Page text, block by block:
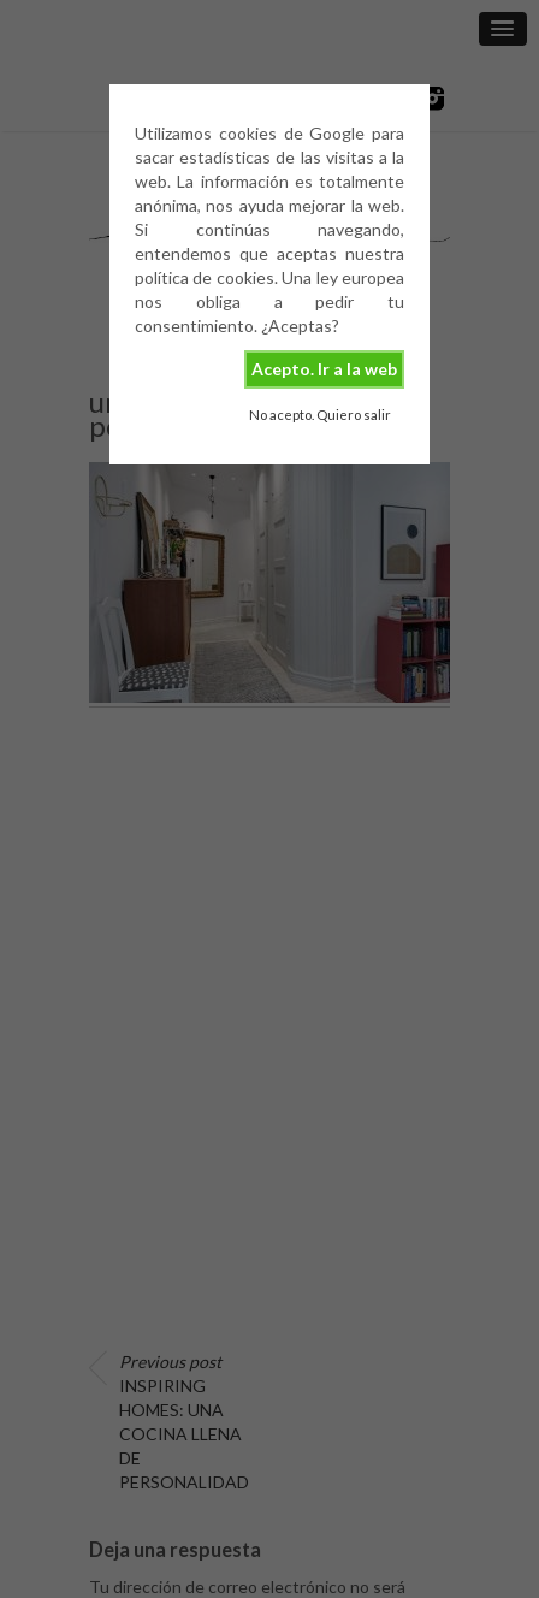
Utilizamos cookies de Google para
sacar estadísticas de las visitas a la
web. La información es totalmente
anónima, nos ayuda mejorar la web.
Si continúas navegando,
entendemos que aceptas nuestra
política de cookies. Una ley europea
nos obliga a pedir tu
consentimiento. ¿Aceptas?
Acepto. Ir a la web
No acepto. Quiero salir
una-cocina-llena-de-
personalidad-9
Previous post
INSPIRING
HOMES: UNA
COCINA LLENA
DE
PERSONALIDAD
Deja una respuesta
Tu dirección de correo electrónico no será